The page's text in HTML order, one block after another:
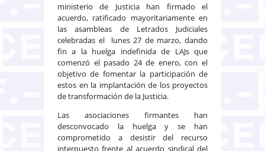
ministerio de Justicia han firmado el
acuerdo, ratificado mayoritariamente en
las asambleas de Letrados Judiciales
celebradas el lunes 27 de marzo, dando
fin a la huelga indefinida de LAJs que
comenzó el pasado 24 de enero, con el
objetivo de fomentar la participación de
estos en la implantación de los proyectos
de transformación de la Justicia.
Las asociaciones firmantes han
desconvocado la huelga y se han
comprometido a desistir del recurso
interpuesto frente al acuerdo sindical del